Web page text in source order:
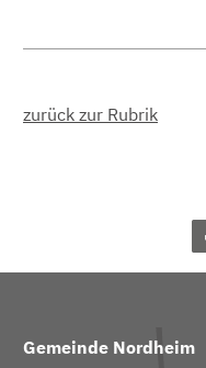
zurück zur Rubrik
Gemeinde Nordheim